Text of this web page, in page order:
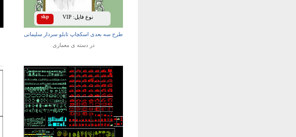
skp نوع فایل: VIP
طرح سه بعدی اسکچاپ تابلو سردار سلیمانی
در دسته ی معماری